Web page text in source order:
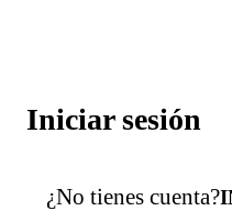
Iniciar sesión
¿No tienes cuenta?